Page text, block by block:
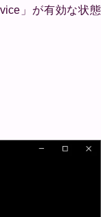
」が有効な状態